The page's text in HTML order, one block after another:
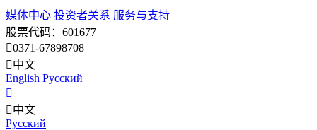
媒体中心 投资者关系 服务与支持
股票代码：601677
0371-67898708
中文
English Pусский
中文
Pусский